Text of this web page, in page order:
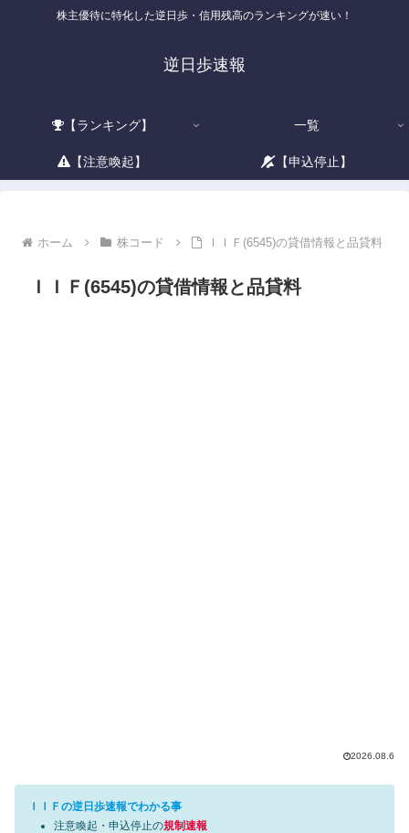
株主優待に特化した逆日歩・信用残高のランキングが速い！
逆日歩速報
【ランキング】 一覧
【注意喚起】 【申込停止】
ホーム 株コード ＩＩＦ(6545)の貸借情報と品貸料
ＩＩＦ(6545)の貸借情報と品貸料
2026.08.6
ＩＩＦの逆日歩速報でわかる事
注意喚起・申込停止の規制速報